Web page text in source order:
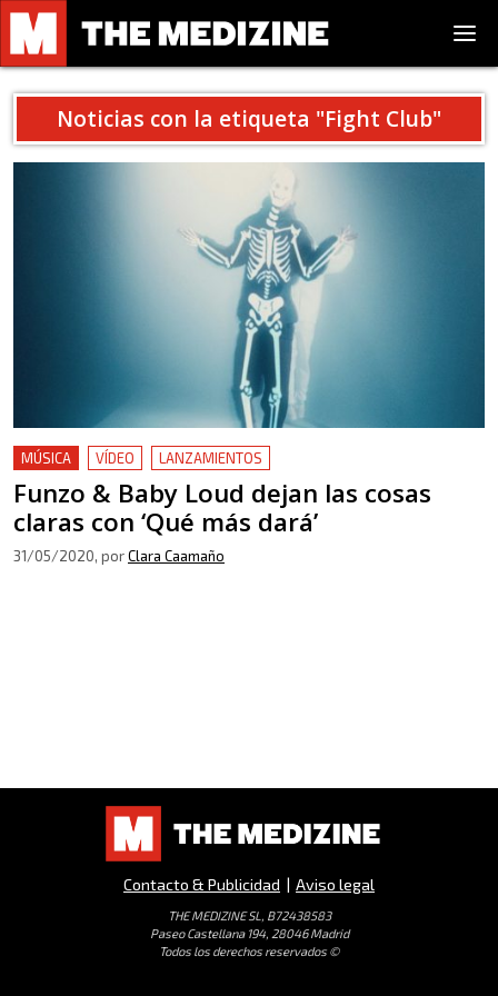
Noticias con la etiqueta "Fight Club"
MÚSICA VÍDEO LANZAMIENTOS
Funzo & Baby Loud dejan las cosas
claras con ‘Qué más dará’
31/05/2020, porClara Caamaño
Contacto & Publicidad | Aviso legal
THE MEDIZINE SL, B72438583
Paseo Castellana 194, 28046 Madrid
Todos los derechos reservados ©